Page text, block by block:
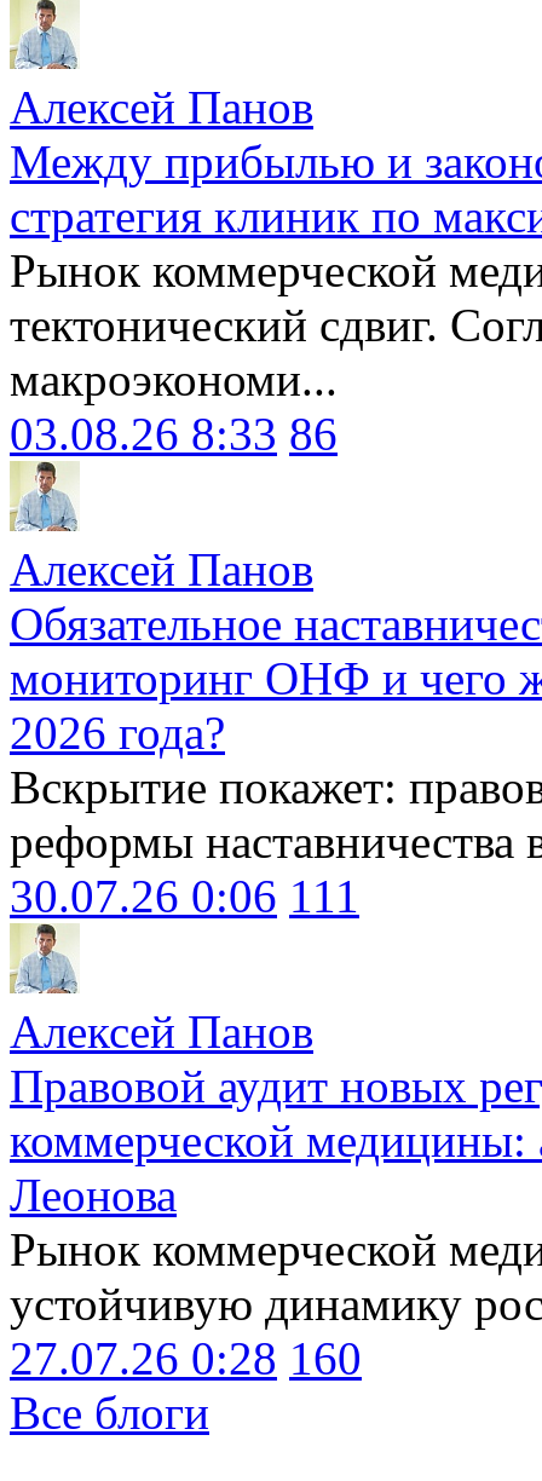
Алексей Панов
Между прибылью и
стратегия клиник по
Рынок коммерческой
тектонический сдвиг.
макроэкономи...
03.08.26 8:33 86
Алексей Панов
Обязательное
мониторинг ОНФ и чего
2026 года?
Вскрытие покажет:
реформы наставничества
30.07.26 0:06 111
Алексей Панов
Правовой аудит новых
коммерческой медицины:
Леонова
Рынок коммерческой
устойчивую динамику
27.07.26 0:28 160
Все блоги